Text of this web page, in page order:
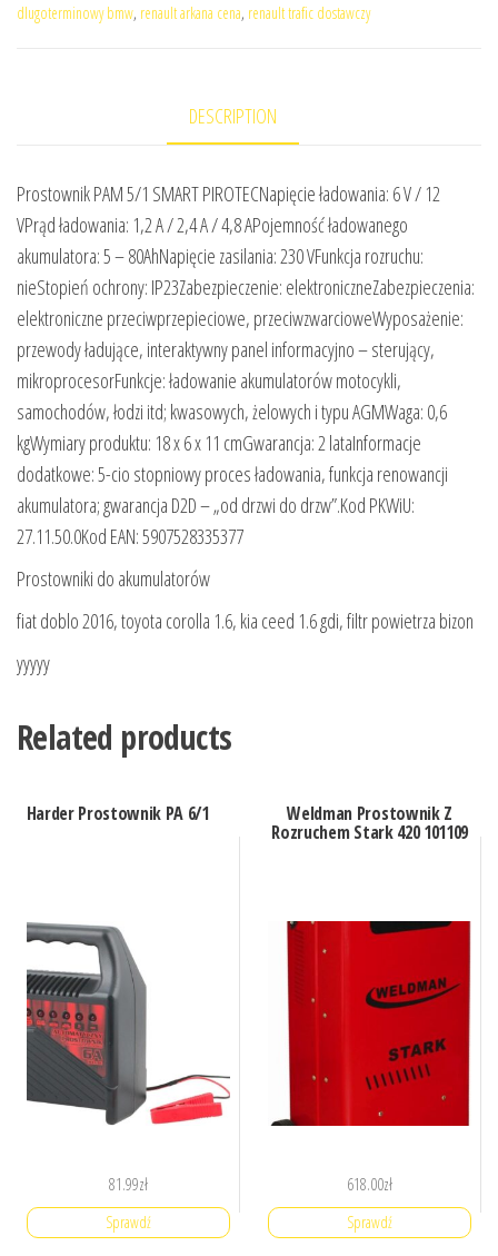
dlugoterminowy bmw, renault arkana cena, renault trafic dostawczy
DESCRIPTION
Prostownik PAM 5/1 SMART PIROTECNapięcie ładowania: 6 V / 12
VPrąd ładowania: 1,2 A / 2,4 A / 4,8 APojemność ładowanego
akumulatora: 5 – 80AhNapięcie zasilania: 230 VFunkcja rozruchu:
nieStopień ochrony: IP23Zabezpieczenie: elektroniczneZabezpieczenia:
elektroniczne przeciwprzepieciowe, przeciwzwarcioweWyposażenie:
przewody ładujące, interaktywny panel informacyjno – sterujący,
mikroprocesorFunkcje: ładowanie akumulatorów motocykli,
samochodów, łodzi itd; kwasowych, żelowych i typu AGMWaga: 0,6
kgWymiary produktu: 18 x 6 x 11 cmGwarancja: 2 lataInformacje
dodatkowe: 5-cio stopniowy proces ładowania, funkcja renowancji
akumulatora; gwarancja D2D – „od drzwi do drzw”.Kod PKWiU:
27.11.50.0Kod EAN: 5907528335377
Prostowniki do akumulatorów
fiat doblo 2016, toyota corolla 1.6, kia ceed 1.6 gdi, filtr powietrza bizon
yyyyy
Related products
Harder Prostownik PA 6/1
81.99zł
Sprawdź
Weldman Prostownik Z
Rozruchem Stark 420 101109
618.00zł
Sprawdź